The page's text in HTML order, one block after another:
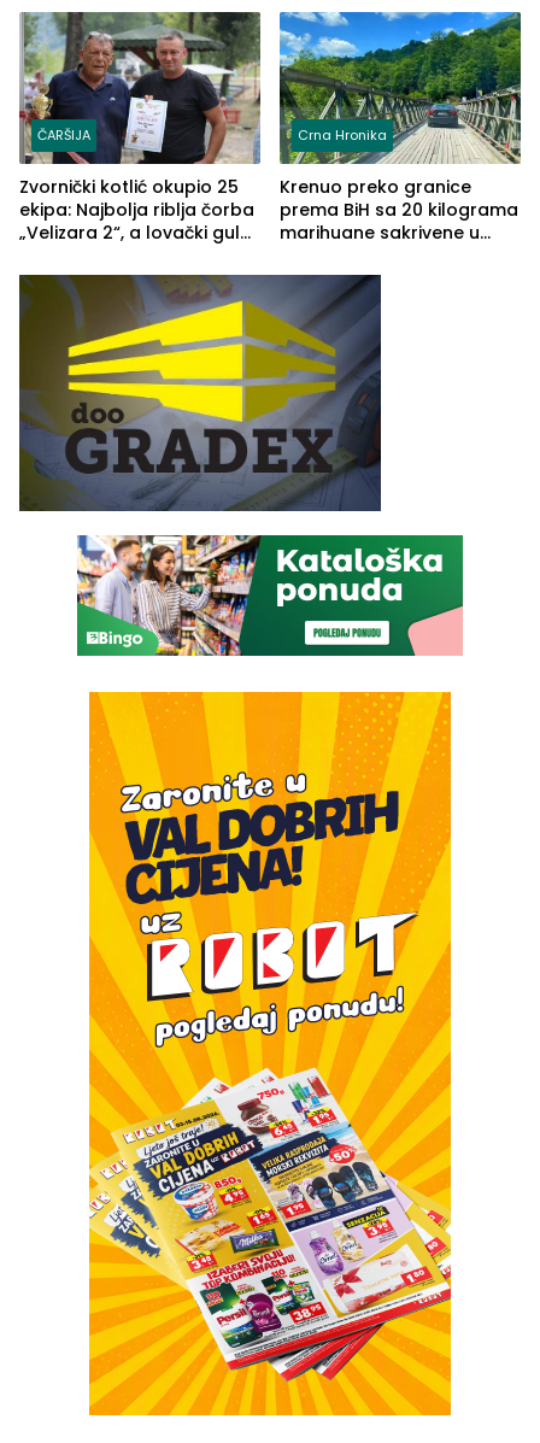
(FOTO)
Grčkoj
ČARŠIJA
Zvornički kotlić okupio 25
ekipa: Najbolja riblja čorba
„Velizara 2“, a lovački gulaš
Crna Hronika
Krenuo preko granice
prema BiH sa 20 kilograma
marihuane sakrivene u